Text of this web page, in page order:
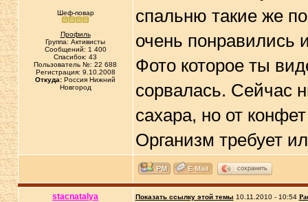
Шеф-повар
Профиль
Группа: Активисты
Сообщений: 1 400
Спасибок: 43
Пользователь №: 22 688
Регистрация: 9.10.2008
Откуда: Россия Нижний
Новгород
спальню такие же
очень понравились
Фото которое ты
сорвалась. Сейчас
сахара, но от
Организм требует
сохранить
stacnatalya Показать ссылку этой темы 10.11.2010 - 10:54